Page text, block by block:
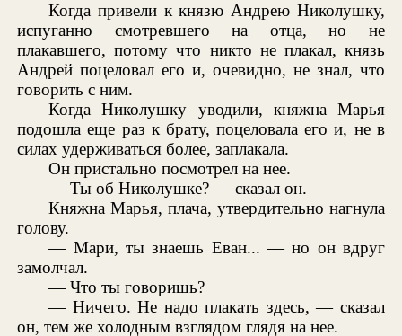
Когда привели к князю Андрею Николушку,
испуганно смотревшего на отца, но не
плакавшего, потому что никто не плакал, князь
Андрей поцеловал его и, очевидно, не знал, что
говорить с ним.
Когда Николушку уводили, княжна Марья
подошла еще раз к брату, поцеловала его и, не в
силах удерживаться более, заплакала.
Он пристально посмотрел на нее.
— Ты об Николушке? — сказал он.
Княжна Марья, плача, утвердительно нагнула
голову.
— Мари, ты знаешь Еван... — но он вдруг
замолчал.
— Что ты говоришь?
— Ничего. Не надо плакать здесь, — сказал
он, тем же холодным взглядом глядя на нее.